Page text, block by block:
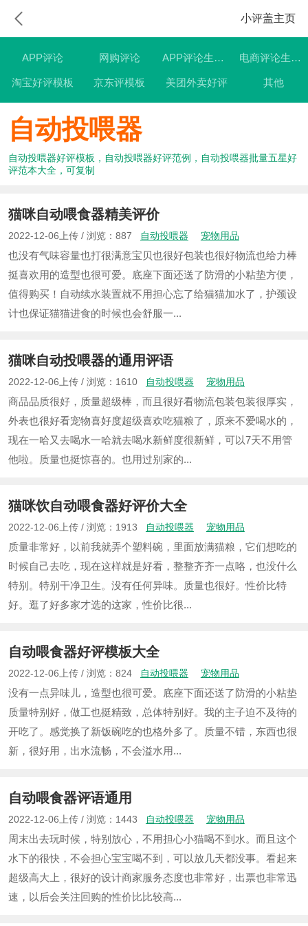
小评盖主页
APP评论 网购评论 APP评论生成器 电商评论生成器
淘宝好评模板 京东评模板 美团外卖好评 其他
自动投喂器
自动投喂器好评模板，自动投喂器好评范例，自动投喂器批量五星好
评范本大全，可复制
猫咪自动喂食器精美评价
2022-12-06上传 / 浏览：887 自动投喂器 宠物用品
也没有气味容量也打很满意宝贝也很好包装也很好物流也给力棒
挺喜欢用的造型也很可爱。底座下面还送了防滑的小粘垫方便，
值得购买！自动续水装置就不用担心忘了给猫猫加水了，护颈设
计也保证猫猫进食的时候也会舒服一...
猫咪自动投喂器的通用评语
2022-12-06上传 / 浏览：1610 自动投喂器 宠物用品
商品品质很好，质量超级棒，而且很好看物流包装包装很厚实，
外表也很好看宠物喜好度超级喜欢吃猫粮了，原来不爱喝水的，
现在一哈又去喝水一哈就去喝水新鲜度很新鲜，可以7天不用管
他啦。质量也挺惊喜的。也用过别家的...
猫咪饮自动喂食器好评价大全
2022-12-06上传 / 浏览：1913 自动投喂器 宠物用品
质量非常好，以前我就弄个塑料碗，里面放满猫粮，它们想吃的
时候自己去吃，现在这样就是好看，整整齐齐一点咯，也没什么
特别。特别干净卫生。没有任何异味。质量也很好。性价比特
好。逛了好多家才选的这家，性价比很...
自动喂食器好评模板大全
2022-12-06上传 / 浏览：824 自动投喂器 宠物用品
没有一点异味儿，造型也很可爱。底座下面还送了防滑的小粘垫
质量特别好，做工也挺精致，总体特别好。我的主子迫不及待的
开吃了。感觉换了新饭碗吃的也格外多了。质量不错，东西也很
新，很好用，出水流畅，不会溢水用...
自动喂食器评语通用
2022-12-06上传 / 浏览：1443 自动投喂器 宠物用品
周末出去玩时候，特别放心，不用担心小猫喝不到水。而且这个
水下的很快，不会担心宝宝喝不到，可以放几天都没事。看起来
超级高大上，很好的设计商家服务态度也非常好，出票也非常迅
速，以后会关注回购的性价比比较高...